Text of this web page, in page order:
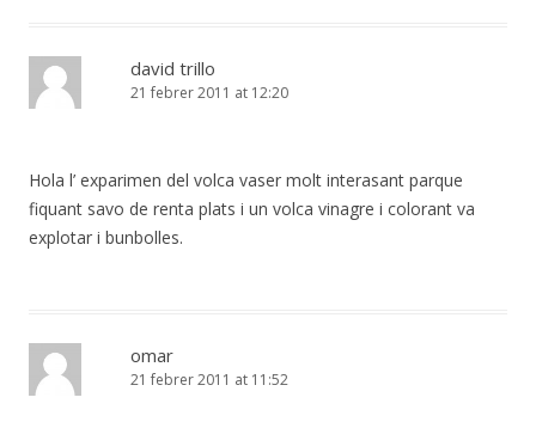
david trillo
21 febrer 2011 at 12:20
Hola l’ exparimen del volca vaser molt interasant parque
fiquant savo de renta plats i un volca vinagre i colorant va
explotar i bunbolles.
omar
21 febrer 2011 at 11:52